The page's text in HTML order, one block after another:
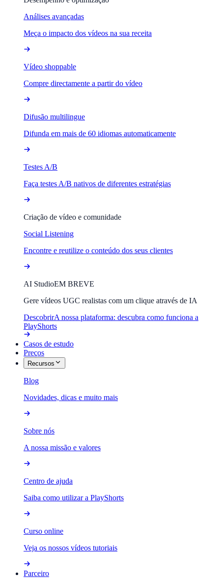
Análises avançadas
Meça o impacto dos vídeos na sua receita
Vídeo shoppable
Compre directamente a partir do vídeo
Difusão multilingue
Difunda em mais de 60 idiomas automaticamente
Testes A/B
Faça testes A/B nativos de diferentes estratégias
Criação de vídeo e comunidade
Social Listening
Encontre e reutilize o conteúdo dos seus clientes
AI StudioEM BREVE
Gere vídeos UGC realistas com um clique através de IA
DescobrirA nossa plataforma: descubra como funciona a
PlayShorts
Casos de estudo
Preços
Recursos
Blog
Novidades, dicas e muito mais
Sobre nós
A nossa missão e valores
Centro de ajuda
Saiba como utilizar a PlayShorts
Curso online
Veja os nossos vídeos tutoriais
Parceiro